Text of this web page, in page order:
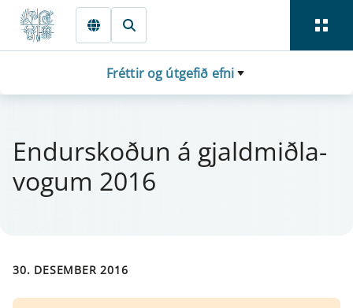
Fara beint í Meginmál
Fréttir og útgefið efni
End­u­rskoðun á gjald­miðla­
vog­um 2016
30. DESEMBER 2016